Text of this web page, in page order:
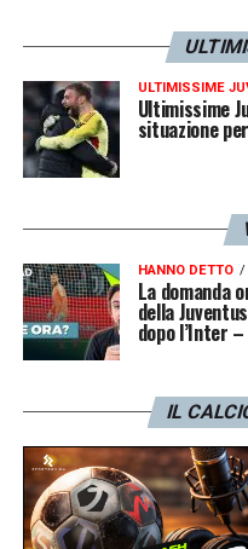
ULTIMISSIME
Ultimissime
situazione
HANNO DETTO
La domanda
della
dopo l’Inter
IL